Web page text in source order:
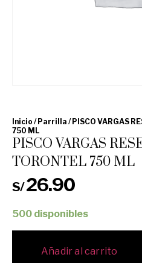
Inicio / Parrilla / PISCO VARGAS
750 ML
PISCO VARGAS
TORONTEL 750 ML
S/26.90
500 disponibles
Añadir al carrito